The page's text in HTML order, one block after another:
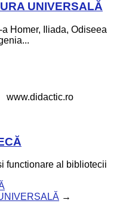
UNIVERSALĂ
Homer, Iliada, Odiseea
www.didactic.ro
functionare al bibliotecii
→